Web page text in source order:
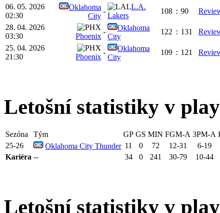
06. 05. 2026
02:30
Oklahoma
City
-
L.A.
Lakers
108 : 90
28. 04. 2026
03:30
Phoenix
-
Oklahoma
City
122 : 131
25. 04. 2026
21:30
Phoenix
-
Oklahoma
City
109 : 121
Letošní statistiky v
Sezóna Tým GP GS MIN FGM-A 3PM-A
25-26
Oklahoma City Thunder 11 0 72 12-31
6-19
Kariéra -- 34 0 241 30-79 10-44
Letošní statistiky v